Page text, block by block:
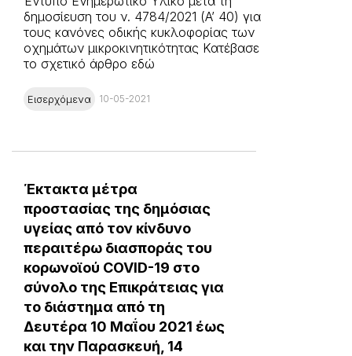
δημοσίευση του ν. 4784/2021 (A’ 40) για
τους κανόνες οδικής κυκλοφορίας των
οχημάτων μικροκινητικότητας Κατέβασε
το σχετικό άρθρο εδώ
Εισερχόμενα 10-05-2021
Έκτακτα μέτρα
προστασίας της δημόσιας
υγείας από τον κίνδυνο
περαιτέρω διασποράς του
κορωνοϊού COVID-19 στο
σύνολο της Επικράτειας για
το διάστημα από τη
Δευτέρα 10 Μαΐου 2021 έως
και την Παρασκευή, 14